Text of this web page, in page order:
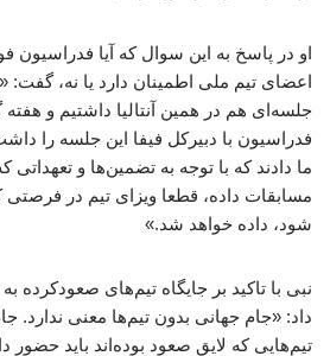
او در پاسخ به این سوال که آیا فدراسیون
اعضای تیم ملی اطمینان دارد یا نه، گفت:
جلسه‌ای هم در همین آنتالیا داشتیم و
فدراسیون با دبیرکل فیفا این جلسه را
ما دادند که با توجه به تضمین‌ها و تعهداتی
مسابقات داده، قطعا ویزای تیم در
شود، داده خواهد شد.»
نبی با تاکید بر جایگاه تیم‌های صعودکرده
داد: «جام جهانی بدون تیم‌ها معنی ندارد.
تیم‌هایی که لایق صعود بوده‌اند باید حضور